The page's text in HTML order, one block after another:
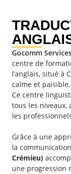
Gocomm
centre de
l’anglais, situé à
calme et
Ce centre
tous les
les
Grâce à une
la
Crémieu)
une progression